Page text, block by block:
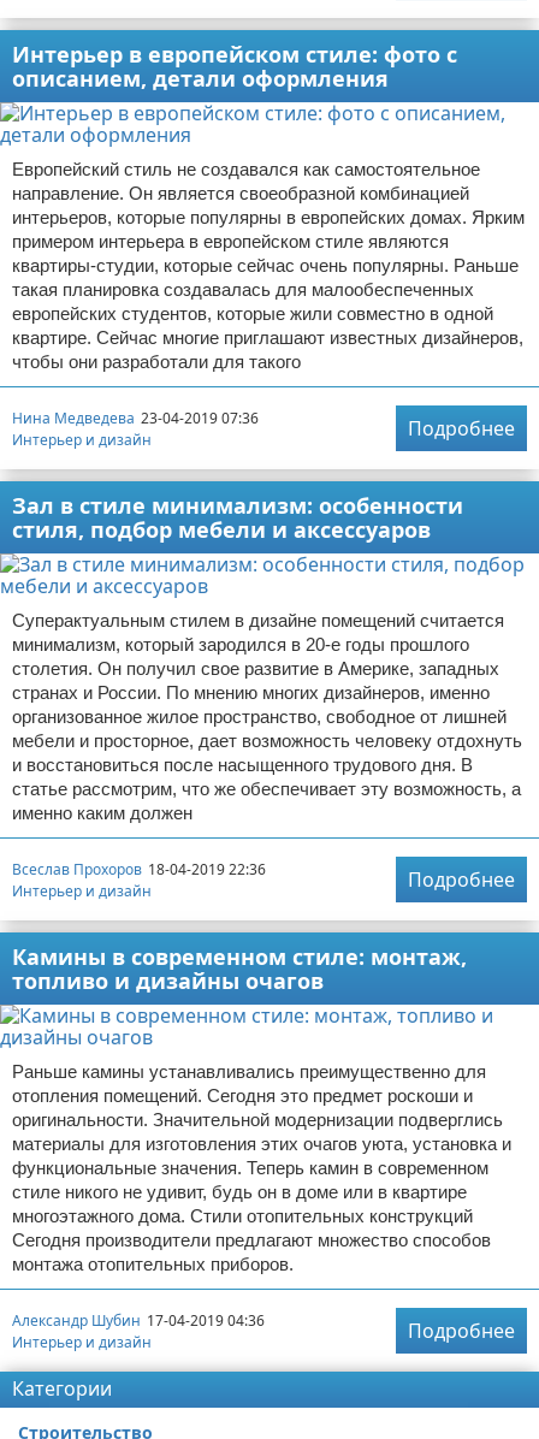
Интерьер в европейском стиле: фото с
описанием, детали оформления
Европейский стиль не создавался как самостоятельное
направление. Он является своеобразной комбинацией
интерьеров, которые популярны в европейских домах. Ярким
примером интерьера в европейском стиле являются
квартиры-студии, которые сейчас очень популярны. Раньше
такая планировка создавалась для малообеспеченных
европейских студентов, которые жили совместно в одной
квартире. Сейчас многие приглашают известных дизайнеров,
чтобы они разработали для такого
Нина Медведева 23-04-2019 07:36
Интерьер и дизайн
Подробнее
Зал в стиле минимализм: особенности
стиля, подбор мебели и аксессуаров
Суперактуальным стилем в дизайне помещений считается
минимализм, который зародился в 20-е годы прошлого
столетия. Он получил свое развитие в Америке, западных
странах и России. По мнению многих дизайнеров, именно
организованное жилое пространство, свободное от лишней
мебели и просторное, дает возможность человеку отдохнуть
и восстановиться после насыщенного трудового дня. В
статье рассмотрим, что же обеспечивает эту возможность, а
именно каким должен
Всеслав Прохоров 18-04-2019 22:36
Интерьер и дизайн
Подробнее
Камины в современном стиле: монтаж,
топливо и дизайны очагов
Раньше камины устанавливались преимущественно для
отопления помещений. Сегодня это предмет роскоши и
оригинальности. Значительной модернизации подверглись
материалы для изготовления этих очагов уюта, установка и
функциональные значения. Теперь камин в современном
стиле никого не удивит, будь он в доме или в квартире
многоэтажного дома. Стили отопительных конструкций
Сегодня производители предлагают множество способов
монтажа отопительных приборов.
Александр Шубин 17-04-2019 04:36
Интерьер и дизайн
Подробнее
Категории
Строительство